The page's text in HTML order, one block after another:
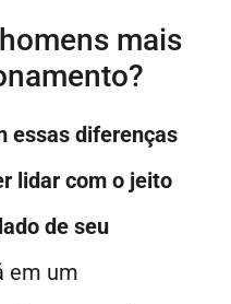
mais
essas diferenças
lidar com o jeito
de seu
em um